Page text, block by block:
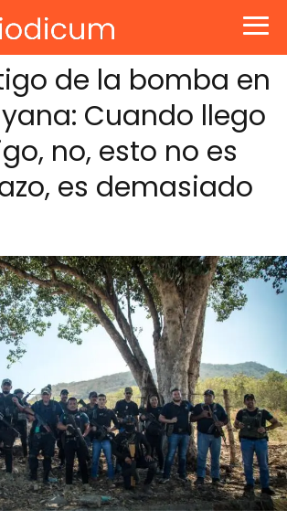
de la bomba en
Cuando llego
no, esto no es
es demasiado